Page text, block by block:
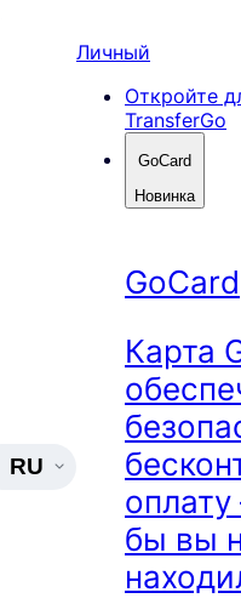
RU
Личный
Откройте
TransferGo
GoCard
Новинка
GoCard
Карта
бы вы